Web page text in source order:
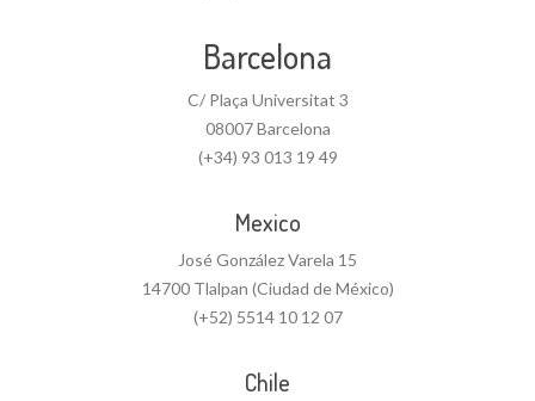
Barcelona
C/ Plaça Universitat 3
08007 Barcelona
(+34) 93 013 19 49
Mexico
José González Varela 15
14700 Tlalpan (Ciudad de México)
(+52) 5514 10 12 07
Chile